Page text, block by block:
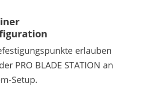
erlauben
PRO BLADE STATION an
Setup.